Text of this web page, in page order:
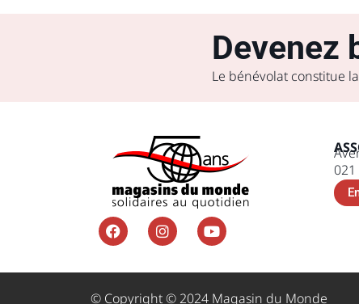
Devenez
Le bénévolat constitue
© Copyright © 2024 Magasin du Monde